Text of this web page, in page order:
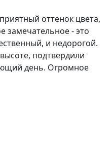
оттенок цвета,
замечательное - это
и недорогой.
подтвердили
день. Огромное